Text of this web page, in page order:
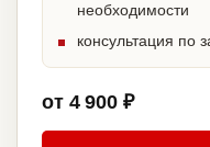
необходимости
консультация по
от 4 900 ₽